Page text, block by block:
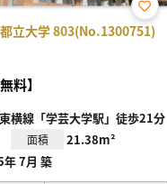
立大学 803(No.1300751)
お気
に入
料】
横線「学芸大学駅」徒歩21分
面積 21.38m²
7月 築